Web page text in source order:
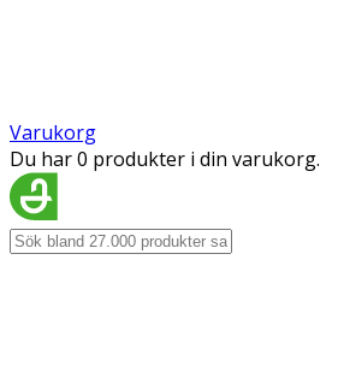
Varukorg
Du har 0 produkter i din varukorg.